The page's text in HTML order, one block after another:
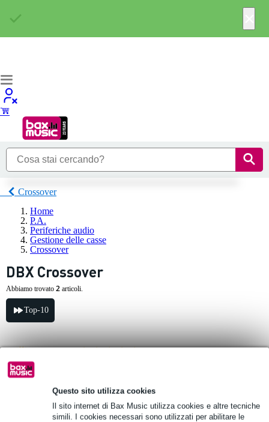
Questo sito utilizza cookies
Il sito internet di Bax Music utilizza cookies e altre tecniche
simili. I cookies necessari sono utilizzati per abilitare le
Crossover
Home
P.A.
Periferiche audio
Gestione delle casse
Crossover
DBX Crossover
Abbiamo trovato 2 articoli.
Top-10
evidenza
4 Valutazioni
Prezzo consigliato 351,00 € 247,00 €